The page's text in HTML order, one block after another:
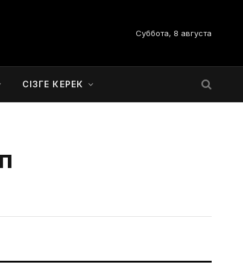
Суббота, 8 августа
СІЗГЕ КЕРЕК